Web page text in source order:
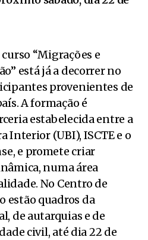
“Migrações e
está já a decorrer no
provenientes de
A formação é
estabelecida entre a
Interior (UBI), ISCTE e o
e promete criar
numa área
No Centro de
estão quadros da
de autarquias e de
civil, até dia 22 de